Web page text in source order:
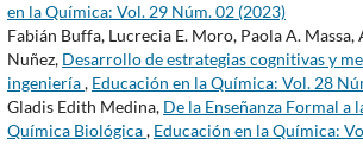
en la Química: Vol. 29 Núm. 02 (2023)
Fabián Buffa, Lucrecia E. Moro, Paola A.
Nuñez, Desarrollo de estrategias cognitivas y
ingeniería, Educación en la Química: Vol. 28
Gladis Edith Medina, De la Enseñanza Formal a
Química Biológica, Educación en la Química: